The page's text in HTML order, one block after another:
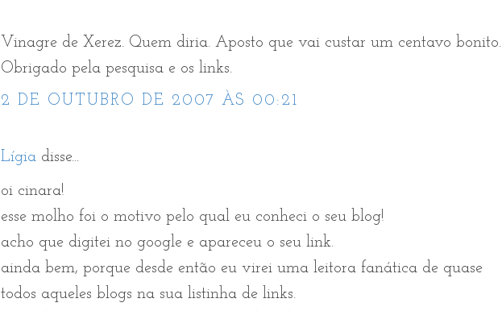
Vinagre de Xerez. Quem diria. Aposto que vai custar um centavo bonito.
Obrigado pela pesquisa e os links.
2 DE OUTUBRO DE 2007 ÀS 00:21
Lígia disse...
oi cinara!
esse molho foi o motivo pelo qual eu conheci o seu blog!
acho que digitei no google e apareceu o seu link.
ainda bem, porque desde então eu virei uma leitora fanática de quase
todos aqueles blogs na sua listinha de links.